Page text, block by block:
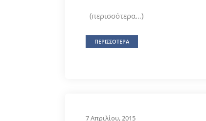
(περισσότερα…)
ΠΕΡΙΣΣΟΤΕΡΑ
7 Απριλίου, 2015